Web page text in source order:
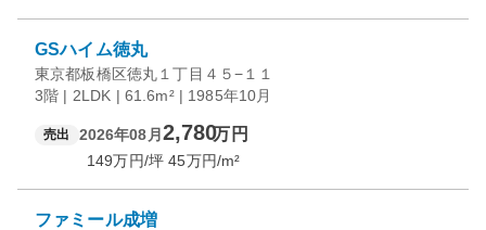
GSハイム徳丸
東京都板橋区徳丸１丁目４５−１１
3階 | 2LDK | 61.6m² | 1985年10月
売出 2026年08月 2,780万円
149万円/坪 45万円/m²
ファミール成増